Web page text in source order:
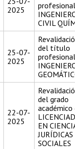
2025
CIVIL
25-07-
2025
del título
22-07-
2025
del grado
académico
EN
JURÍDICAS
SOCIALES